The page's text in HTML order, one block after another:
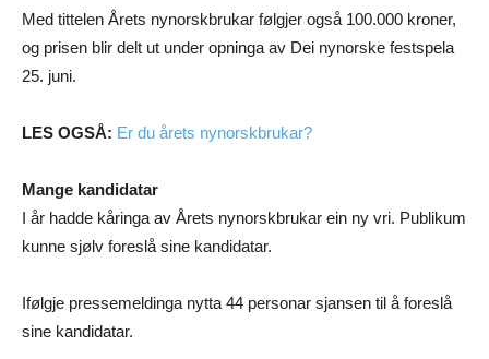
Med tittelen Årets nynorskbrukar følgjer også 100.000 kroner,
og prisen blir delt ut under opninga av Dei nynorske festspela
25. juni.
LES OGSÅ: Er du årets nynorskbrukar?
Mange kandidatar
I år hadde kåringa av Årets nynorskbrukar ein ny vri. Publikum
kunne sjølv foreslå sine kandidatar.
Ifølgje pressemeldinga nytta 44 personar sjansen til å foreslå
sine kandidatar.